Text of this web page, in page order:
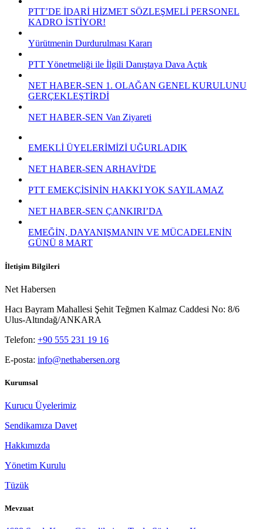
PTT’DE İDARİ HİZMET SÖZLEŞMELİ PERSONEL
KADRO İSTİYOR!
Yürütmenin Durdurulması Kararı
PTT Yönetmeliği ile İlgili Danıştaya Dava Açtık
NET HABER-SEN 1. OLAĞAN GENEL KURULUNU
GERÇEKLEŞTİRDİ
NET HABER-SEN Van Ziyareti
EMEKLİ ÜYELERİMİZİ UĞURLADIK
NET HABER-SEN ARHAVİ'DE
PTT EMEKÇİSİNİN HAKKI YOK SAYILAMAZ
NET HABER-SEN ÇANKIRI’DA
EMEĞİN, DAYANIŞMANIN VE MÜCADELENİN
GÜNÜ 8 MART
İletişim Bilgileri
Net Habersen
Hacı Bayram Mahallesi Şehit Teğmen Kalmaz Caddesi No: 8/6
Ulus-Altındağ/ANKARA
Telefon: +90 555 231 19 16
E-posta: info@nethabersen.org
Kurumsal
Kurucu Üyelerimiz
Sendikamıza Davet
Hakkımızda
Yönetim Kurulu
Tüzük
Mevzuat